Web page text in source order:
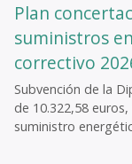
Plan
suministros
correctivo
Subvención de la
de 10.322,58
suministro